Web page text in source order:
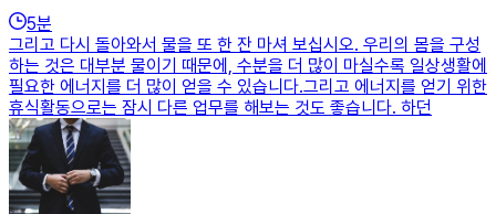
5분
그리고 다시 돌아와서 물을 또 한 잔 마셔 보십시오. 우리의 몸을 구성
하는 것은 대부분 물이기 때문에, 수분을 더 많이 마실수록 일상생활에
필요한 에너지를 더 많이 얻을 수 있습니다.그리고 에너지를 얻기 위한
휴식활동으로는 잠시 다른 업무를 해보는 것도 좋습니다. 하던